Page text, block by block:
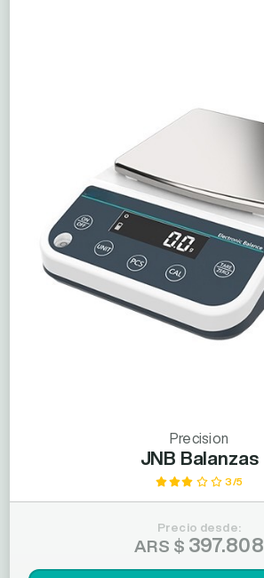
Precision
JNB Balanzas
3/5
Precio desde:
ARS $ 397.808